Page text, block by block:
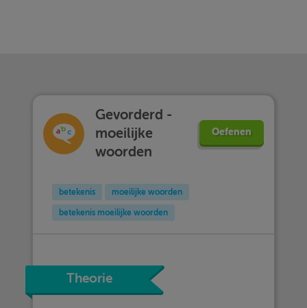
Gevorderd -
moeilijke
woorden
Oefenen
betekenis moeilijke woorden
betekenis moeilijke woorden
Theorie